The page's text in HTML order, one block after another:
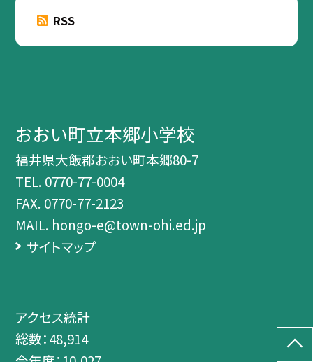
RSS
おおい町立本郷小学校
福井県大飯郡おおい町本郷80-7
TEL. 0770-77-0004
FAX. 0770-77-2123
MAIL. hongo-e@town-ohi.ed.jp
サイトマップ
アクセス統計
総数：48,914